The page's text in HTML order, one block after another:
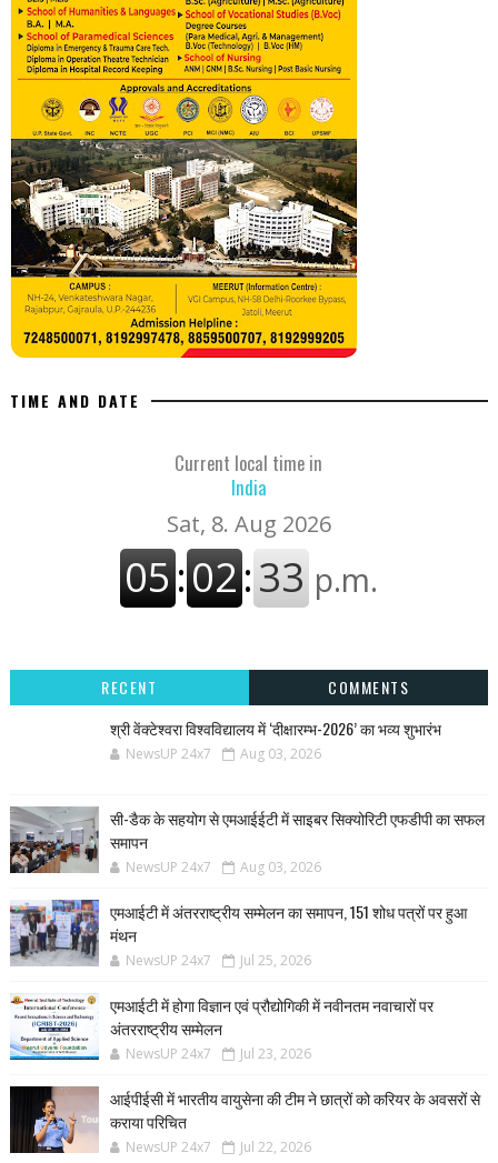
TIME AND DATE
Current local time in
India
RECENT
COMMENTS
श्री वेंक्टेश्वरा विश्वविद्यालय में ‘दीक्षारम्भ-2026’ का भव्य शुभारंभ
NewsUP 24x7 Aug 03, 2026
सी-डैक के सहयोग से एमआईईटी में साइबर सिक्योरिटी एफडीपी का सफल
समापन
NewsUP 24x7 Aug 03, 2026
एमआईटी में अंतरराष्ट्रीय सम्मेलन का समापन, 151 शोध पत्रों पर हुआ
मंथन
NewsUP 24x7 Jul 25, 2026
एमआईटी में होगा विज्ञान एवं प्रौद्योगिकी में नवीनतम नवाचारों पर
अंतरराष्ट्रीय सम्मेलन
NewsUP 24x7 Jul 23, 2026
आईपीईसी में भारतीय वायुसेना की टीम ने छात्रों को करियर के अवसरों से
कराया परिचित
NewsUP 24x7 Jul 22, 2026